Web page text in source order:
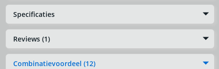
Specificaties
Reviews (1)
Combinatievoordeel (12)